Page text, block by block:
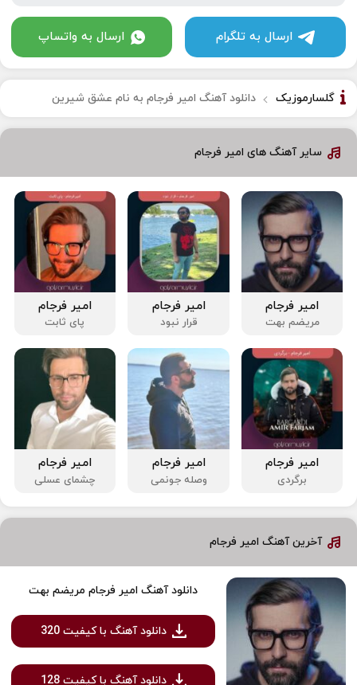
ارسال به تلگرام ارسال به واتساپ
گلسارموزیک دانلود آهنگ امیر فرجام به نام عشق شیرین
سایر آهنگ های امیر فرجام
امیر فرجام
مریضم بهت
امیر فرجام
قرار نبود
امیر فرجام
پای ثابت
امیر فرجام
برگردی
امیر فرجام
وصله جونمی
امیر فرجام
چشمای عسلی
آخرین آهنگ امیر فرجام
دانلود آهنگ امیر فرجام مریضم بهت
دانلود آهنگ با کیفیت 320
دانلود آهنگ با کیفیت 128